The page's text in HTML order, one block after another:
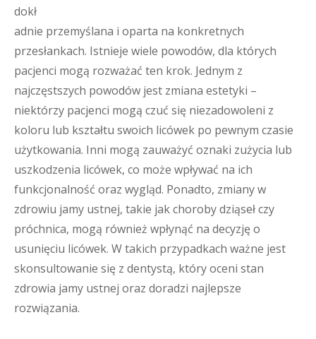
dokł
adnie przemyślana i oparta na konkretnych
przesłankach. Istnieje wiele powodów, dla których
pacjenci mogą rozważać ten krok. Jednym z
najczęstszych powodów jest zmiana estetyki –
niektórzy pacjenci mogą czuć się niezadowoleni z
koloru lub kształtu swoich licówek po pewnym czasie
użytkowania. Inni mogą zauważyć oznaki zużycia lub
uszkodzenia licówek, co może wpływać na ich
funkcjonalność oraz wygląd. Ponadto, zmiany w
zdrowiu jamy ustnej, takie jak choroby dziąseł czy
próchnica, mogą również wpłynąć na decyzję o
usunięciu licówek. W takich przypadkach ważne jest
skonsultowanie się z dentystą, który oceni stan
zdrowia jamy ustnej oraz doradzi najlepsze
rozwiązania.